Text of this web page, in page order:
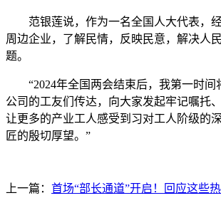
范银莲说，作为一名全国人大代表，经
周边企业，了解民情，反映民意，解决人
题。
“2024年全国两会结束后，我第一时间
公司的工友们传达，向大家发起牢记嘱托
让更多的产业工人感受到习对工人阶级的
匠的殷切厚望。”
上一篇： 首场“部长通道”开启！回应这些